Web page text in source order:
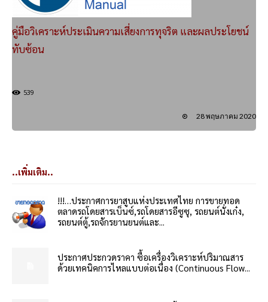
คู่มือวิเคราะห์ประเมินความเสี่ยงการทุจริต และผลประโยชน์
ทับซ้อน
539
28 พฤษภาคม 2020
..เพิ่มเติม..
!!!…ประกาศการยาสูบแห่งประเทศไทย การขายทอด
ตลาดรถโดยสารเบ็นซ์,รถโดยสารอีซูซุ, รถยนต์นั่งเก๋ง,
รถยนต์ตู้,รถจักรยานยนต์และ...
ประกาศประกวดราคา ซื้อเครื่องวิเคราะห์ปริมาณสาร
ด้วยเทคนิคการไหลแบบต่อเนื่อง (Continuous Flow...